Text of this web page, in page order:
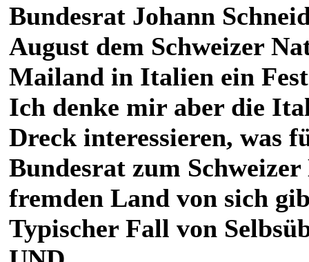
Bundesrat Johann
August dem Schweizer
Mailand in Italien ein
Ich denke mir aber die
Dreck interessieren, was
Bundesrat zum
fremden Land von sich
Typischer Fall von